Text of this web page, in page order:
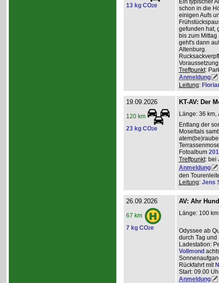
13 kg CO2e
Ein typischer
schon in die
einigen Aufs
gefunden hat,
bis zum
geht's dann
Altenburg.
Treffpunkt:
Anmeldung
Leitung:
19.09.2026
120 km
23 kg CO2e
KT-AV: Der
Länge: 36 km,
Entlang der
Moseltals
Fotoalbum
Treffpunkt: bei
Anmeldung
den
Leitung: Jens
26.09.2026
67 km
7 kg CO2e
AV: Ahr
Länge: 100
Odyssee ab
durch Tag
Ladestation:
Vollmond
Rückfahrt mit
Start: 09.00
Anmeldung